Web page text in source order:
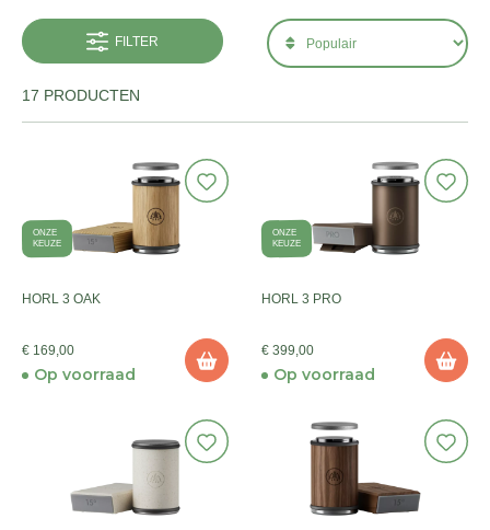
FILTER
17 PRODUCTEN
ONZE
KEUZE
HORL 3 OAK
€ 169,00
Op voorraad
ONZE
KEUZE
HORL 3 PRO
€ 399,00
Op voorraad